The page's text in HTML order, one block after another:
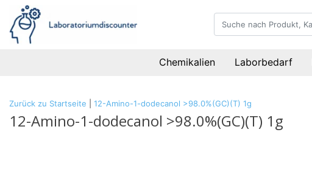
Chemikalien Laborbedarf
Zurück zu Startseite 12-Amino-1-dodecanol >98.0%(GC)(T) 1g
12-Amino-1-dodecanol >98.0%(GC)(T) 1g